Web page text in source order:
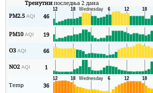
Тренутнипоследња 2 дана
PM2.5AQI 46
PM10AQI 19
O3AQI 66
NO2AQI 1
Temp 36